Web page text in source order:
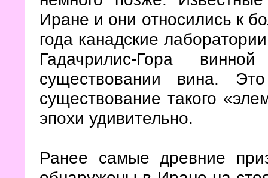
Иране и они относились к
года канадские
Гадачрилис-Гора
существовании вина.
существование такого
эпохи удивительно.
Ранее самые древние